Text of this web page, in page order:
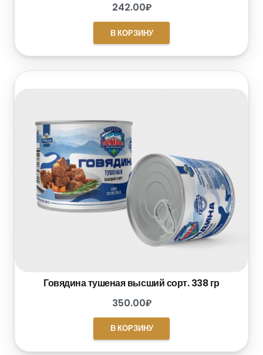
242.00₽
В КОРЗИНУ
Говядина тушеная высший сорт. 338 гр
350.00₽
В КОРЗИНУ